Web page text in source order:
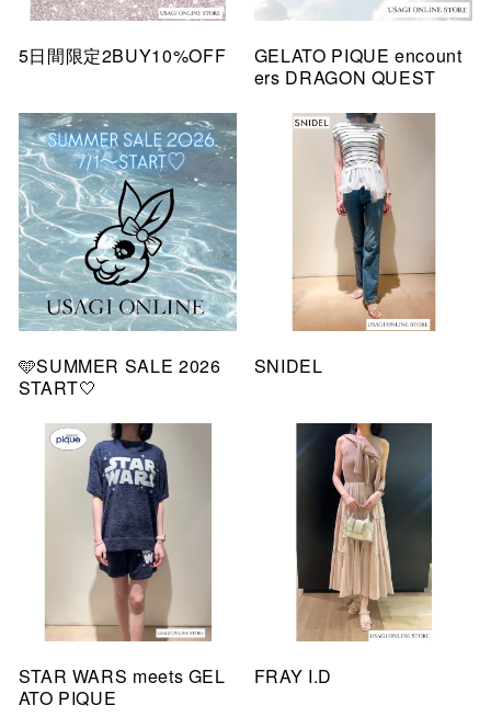
5日間限定2BUY10%OFF
GELATO PIQUE encount
ers DRAGON QUEST
🩵SUMMER SALE 2026
START🤍
SNIDEL
STAR WARS meets GEL
ATO PIQUE
FRAY I.D